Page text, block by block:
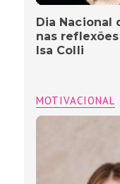
Dia Nacional
nas
Isa Colli
MOTIVACIONAL